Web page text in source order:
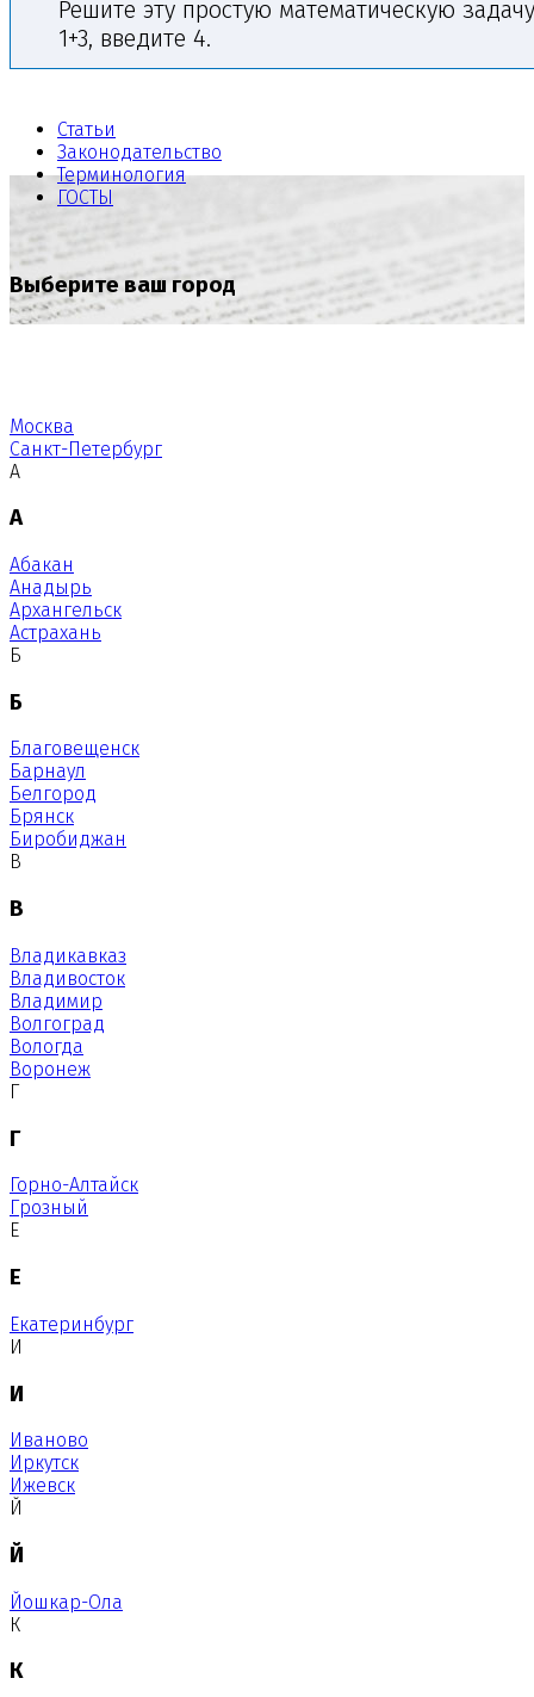
Решите эту простую математическую
1+3, введите 4.
Статьи
Законодательство
Терминология
ГОСТЫ
Выберите ваш город
Москва
Санкт-Петербург
А
А
Абакан
Анадырь
Архангельск
Астрахань
Б
Б
Благовещенск
Барнаул
Белгород
Брянск
Биробиджан
В
В
Владикавказ
Владивосток
Владимир
Волгоград
Вологда
Воронеж
Г
Г
Горно-Алтайск
Грозный
Е
Е
Екатеринбург
И
И
Иваново
Иркутск
Ижевск
Й
Й
Йошкар-Ола
К
К